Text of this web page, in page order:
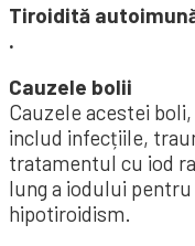
Tiroidită
.
Cauzele bolii
Cauzele acestei
includ infecțiile,
tratamentul cu iod
lung a iodului
hipotiroidism.